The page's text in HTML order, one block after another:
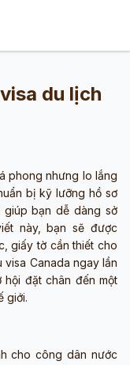
du lịch
phong nhưng lo lắng
bị kỹ lưỡng hồ sơ
bạn dễ dàng sở
này, bạn sẽ được
giấy tờ cần thiết cho
Canada ngay lần
đặt chân đến một
giới.
cho công dân nước